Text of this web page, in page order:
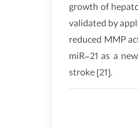
growth of
validated by
reduced MMP
miR-21 as a
stroke [21].